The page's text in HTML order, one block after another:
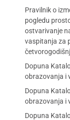
Pravilnik o
pogledu
ostvarivanje
vaspitanja za
Dopuna
obrazovanja i
Dopuna
obrazovanja i
Dopuna